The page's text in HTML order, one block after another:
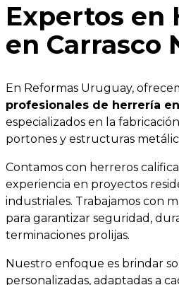
Expertos en
en Carrasco
En Reformas Uruguay,
profesionales de herrería
especializados en la
portones y estructuras
Contamos con herreros
experiencia en proyectos
industriales. Trabajamos con
para garantizar seguridad,
terminaciones prolijas.
Nuestro enfoque es brindar
personalizadas, adaptadas a